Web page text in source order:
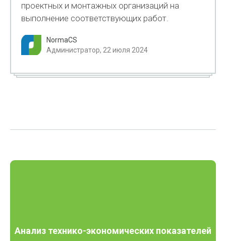
проектных и монтажных организаций на
выполнение соответствующих работ.
NormaCS
Администратор, 22 июля 2024
Анализ технико-экономических показателей